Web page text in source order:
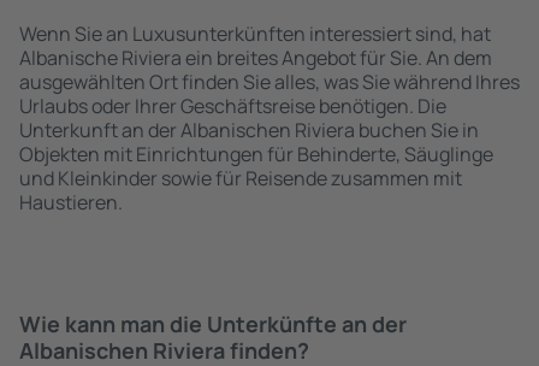
Wenn Sie an Luxusunterkünften interessiert sind, hat
Albanische Riviera ein breites Angebot für Sie. An dem
ausgewählten Ort finden Sie alles, was Sie während Ihres
Urlaubs oder Ihrer Geschäftsreise benötigen. Die
Unterkunft an der Albanischen Riviera buchen Sie in
Objekten mit Einrichtungen für Behinderte, Säuglinge
und Kleinkinder sowie für Reisende zusammen mit
Haustieren.
Wie kann man die Unterkünfte an der
Albanischen Riviera finden?